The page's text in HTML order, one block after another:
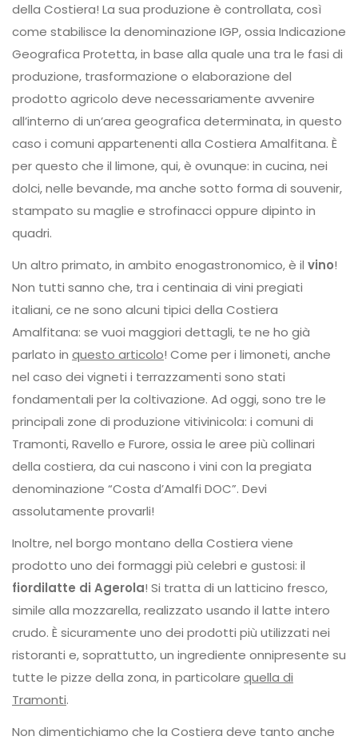
della Costiera! La sua produzione è controllata, così
come stabilisce la denominazione IGP, ossia Indicazione
Geografica Protetta, in base alla quale una tra le fasi di
produzione, trasformazione o elaborazione del
prodotto agricolo deve necessariamente avvenire
all’interno di un’area geografica determinata, in questo
caso i comuni appartenenti alla Costiera Amalfitana. È
per questo che il limone, qui, è ovunque: in cucina, nei
dolci, nelle bevande, ma anche sotto forma di souvenir,
stampato su maglie e strofinacci oppure dipinto in
quadri.
Un altro primato, in ambito enogastronomico, è il vino!
Non tutti sanno che, tra i centinaia di vini pregiati
italiani, ce ne sono alcuni tipici della Costiera
Amalfitana: se vuoi maggiori dettagli, te ne ho già
parlato in questo articolo! Come per i limoneti, anche
nel caso dei vigneti i terrazzamenti sono stati
fondamentali per la coltivazione. Ad oggi, sono tre le
principali zone di produzione vitivinicola: i comuni di
Tramonti, Ravello e Furore, ossia le aree più collinari
della costiera, da cui nascono i vini con la pregiata
denominazione “Costa d’Amalfi DOC”. Devi
assolutamente provarli!
Inoltre, nel borgo montano della Costiera viene
prodotto uno dei formaggi più celebri e gustosi: il
fiordilatte di Agerola! Si tratta di un latticino fresco,
simile alla mozzarella, realizzato usando il latte intero
crudo. È sicuramente uno dei prodotti più utilizzati nei
ristoranti e, soprattutto, un ingrediente onnipresente su
tutte le pizze della zona, in particolare quella di
Tramonti.
Non dimentichiamo che la Costiera deve tanto anche